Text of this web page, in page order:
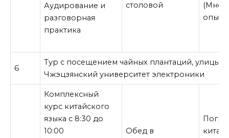
Аудирование и
разговорная
практика
столовой
опыт)
6
Тур с посещением чайных плантаций, улицы
Чжэцзянский университет электроники
Комплексный
курс китайского
языка с 8:30 до
10:00
Обед в